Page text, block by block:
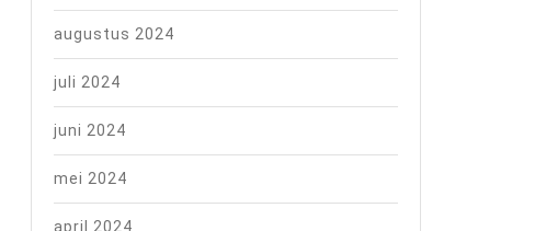
augustus 2024
juli 2024
juni 2024
mei 2024
april 2024